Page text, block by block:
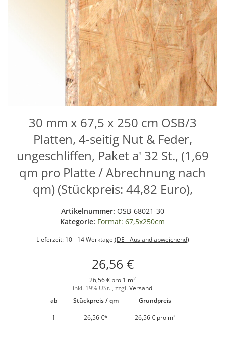
30 mm x 67,5 x 250 cm OSB/3
Platten, 4-seitig Nut & Feder,
ungeschliffen, Paket a' 32 St., (1,69
qm pro Platte / Abrechnung nach
qm) (Stückpreis: 44,82 Euro),
Artikelnummer: OSB-68021-30
Kategorie: Format: 67,5x250cm
Lieferzeit: 10 - 14 Werktage (DE - Ausland abweichend)
26,56 €
26,56 € pro 1 m2
inkl. 19% USt. , zzgl. Versand
ab
Stückpreis / qm
Grundpreis
1
26,56 €* 26,56 € pro m²